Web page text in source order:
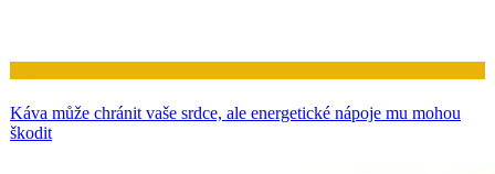
Káva může chránit vaše srdce, ale energetické nápoje mu mohou
škodit